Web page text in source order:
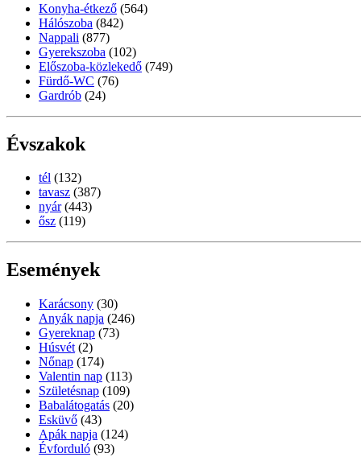
Konyha-étkező (564)
Hálószoba (842)
Nappali (877)
Gyerekszoba (102)
Előszoba-közlekedő (749)
Fürdő-WC (76)
Gardrób (24)
Évszakok
tél (132)
tavasz (387)
nyár (443)
ősz (119)
Események
Karácsony (30)
Anyák napja (246)
Gyereknap (73)
Húsvét (2)
Nőnap (174)
Valentin nap (113)
Születésnap (109)
Babalátogatás (20)
Esküvő (43)
Apák napja (124)
Évforduló (93)